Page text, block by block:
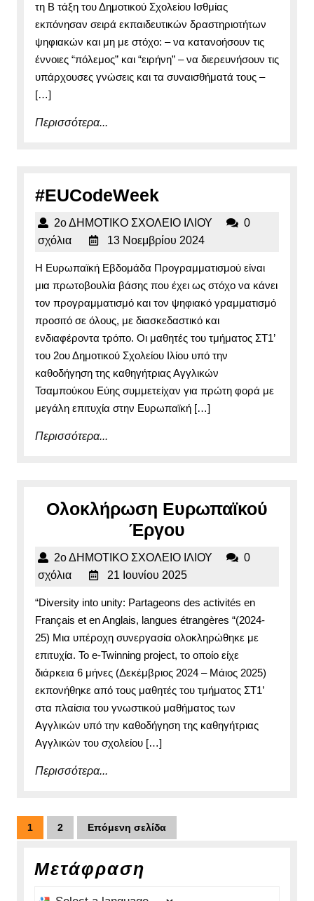
τη Β τάξη του Δημοτικού Σχολείου Ισθμίας
εκπόνησαν σειρά εκπαιδευτικών δραστηριοτήτων
ψηφιακών και μη με στόχο: – να κατανοήσουν τις
έννοιες “πόλεμος” και “ειρήνη” – να διερευνήσουν τις
υπάρχουσες γνώσεις και τα συναισθήματά τους –
[…]
Περισσότερα...
#EUCodeWeek#EUCodeWeek
2ο ΔΗΜΟΤΙΚΟ ΣΧΟΛΕΙΟ ΙΛΙΟΥ
ΙΛΙΟΥ
0
σχόλια
13 Νοεμβρίου 202413
2024
Η Ευρωπαϊκή Εβδομάδα Προγραμματισμού είναι
μια πρωτοβουλία βάσης που έχει ως στόχο να κάνει
τον προγραμματισμό και τον ψηφιακό γραμματισμό
προσιτό σε όλους, με διασκεδαστικό και
ενδιαφέροντα τρόπο. Οι μαθητές του τμήματος ΣΤ1’
του 2ου Δημοτικού Σχολείου Ιλίου υπό την
καθοδήγηση της καθηγήτριας Αγγλικών
Τσαμπούκου Εύης συμμετείχαν για πρώτη φορά με
μεγάλη επιτυχία στην Ευρωπαϊκή […]
Περισσότερα...
Ολοκλήρωση Ευρωπαϊκού
Έργου
Ευρωπαϊκού
Έργου
2ο ΔΗΜΟΤΙΚΟ ΣΧΟΛΕΙΟ ΙΛΙΟΥ
ΙΛΙΟΥ
0
σχόλια
21 Ιουνίου 202521
2025
“Diversity into unity: Partageons des activités en
Français et en Anglais, langues étrangères “(2024-
25) Μια υπέροχη συνεργασία ολοκληρώθηκε με
επιτυχία. Το e-Twinning project, το οποίο είχε
διάρκεια 6 μήνες (Δεκέμβριος 2024 – Μάιος 2025)
εκπονήθηκε από τους μαθητές του τμήματος ΣΤ1’
στα πλαίσια του γνωστικού μαθήματος των
Αγγλικών υπό την καθοδήγηση της καθηγήτριας
Αγγλικών του σχολείου […]
Περισσότερα...
Πλοήγηση
άρθρων
1 2 Επόμενη σελίδα
Μετάφραση
Select a language to translate this page